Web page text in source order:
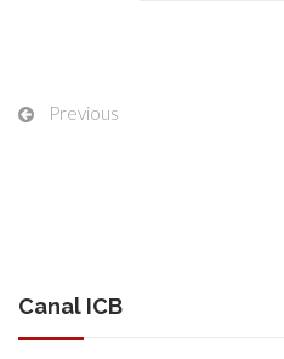
Previous
Canal ICB